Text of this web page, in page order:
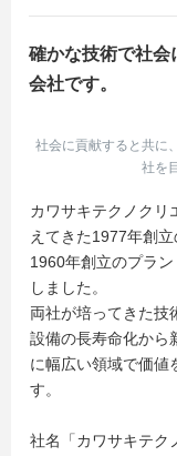
確かな技術で社会
会社です。
社会に貢献すると共に
社を
カワサキテクノクリ
えてきた1977年創
1960年創立のプラ
しました。
両社が培ってきた技
設備の長寿命化から
に幅広い領域で価値
す。
社名「カワサキテク